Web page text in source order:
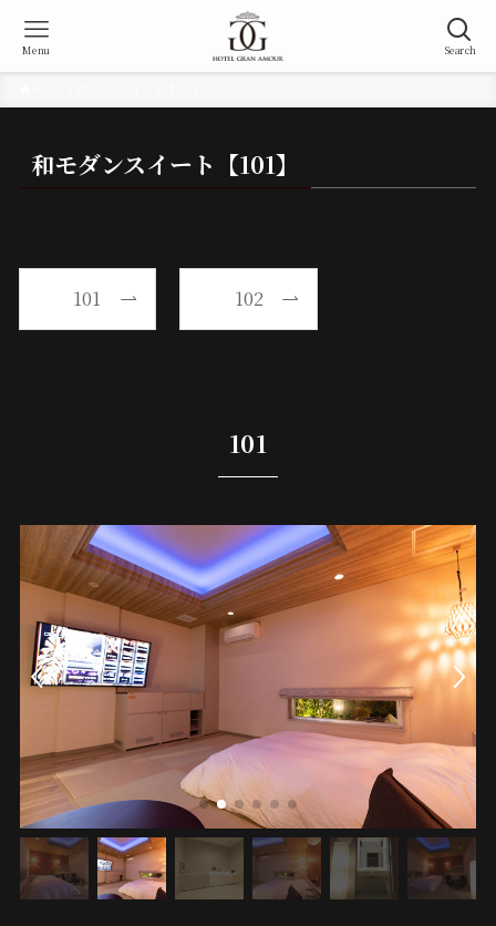
Search
Menu
和モダンスイート【101】
101 102
101